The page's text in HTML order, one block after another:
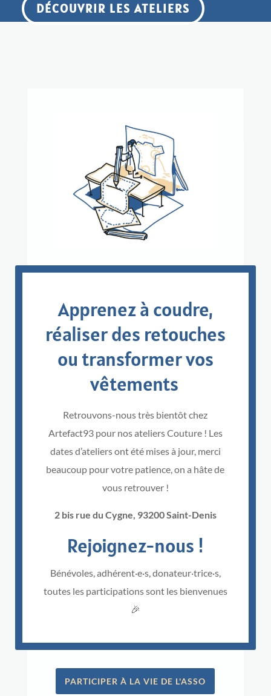
DÉCOUVRIR LES ATELIERS
Apprenez à coudre,
réaliser des retouches
ou transformer vos
vêtements
Retrouvons-nous très bientôt chez
Artefact93 pour nos ateliers Couture ! Les
dates d’ateliers ont été mises à jour, merci
beaucoup pour votre patience, on a hâte de
vous retrouver !
2 bis rue du Cygne, 93200 Saint-Denis
Rejoignez-nous !
Bénévoles, adhérent·e·s, donateur·trice·s,
toutes les participations sont les bienvenues
🎉
PARTICIPER À LA VIE DE L'ASSO